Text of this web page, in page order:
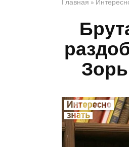
Главная »